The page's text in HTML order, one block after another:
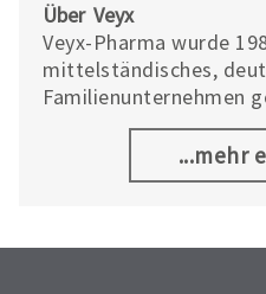
Über Veyx
Veyx-Pharma wurde
mittelständisches,
Familienunternehmen
Aufgabengebiet
und dem Vertrieb von
...mehr